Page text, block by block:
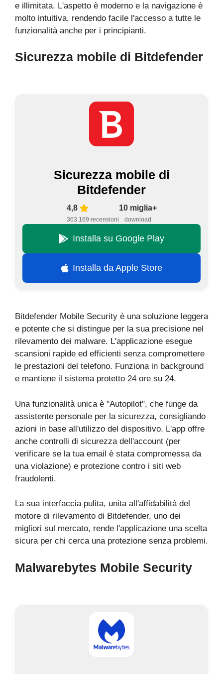
e illimitata. L'aspetto è moderno e la navigazione è
molto intuitiva, rendendo facile l'accesso a tutte le
funzionalità anche per i principianti.
Sicurezza mobile di Bitdefender
Sicurezza mobile di
Bitdefender
4,8
363.169 recensioni
10 miglia+
download
Installa su Google Play
Installa da Apple Store
Bitdefender Mobile Security è una soluzione leggera
e potente che si distingue per la sua precisione nel
rilevamento dei malware. L'applicazione esegue
scansioni rapide ed efficienti senza compromettere
le prestazioni del telefono. Funziona in background
e mantiene il sistema protetto 24 ore su 24.
Una funzionalità unica è "Autopilot", che funge da
assistente personale per la sicurezza, consigliando
azioni in base all'utilizzo del dispositivo. L'app offre
anche controlli di sicurezza dell'account (per
verificare se la tua email è stata compromessa da
una violazione) e protezione contro i siti web
fraudolenti.
La sua interfaccia pulita, unita all'affidabilità del
motore di rilevamento di Bitdefender, uno dei
migliori sul mercato, rende l'applicazione una scelta
sicura per chi cerca una protezione senza problemi.
Malwarebytes Mobile Security